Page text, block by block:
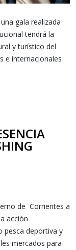
gala realizada
tendrá la
y turístico del
e internacionales
de Corrientes a
acción
pesca deportiva y
mercados para